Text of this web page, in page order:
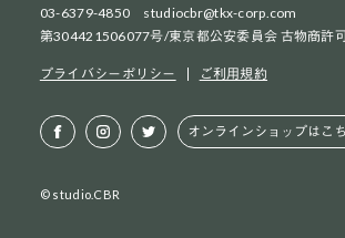
ネット買取
03-6379-4850 studiocbr@tkx-corp.com
第304421506077号/東京都公安委員会 古物商許
プライバシーポリシー ご利用規約
オンラインショップはこ
© studio.CBR